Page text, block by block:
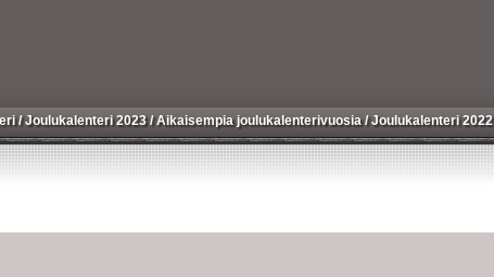
/Joulukalenteri 2023/Aikaisempia joulukalenterivuosia/Joulukalenteri 2022